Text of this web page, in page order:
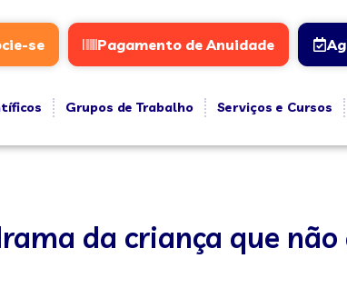
se Pagamento de Anuidade
Grupos de Trabalho Serviços e Cursos
da criança que